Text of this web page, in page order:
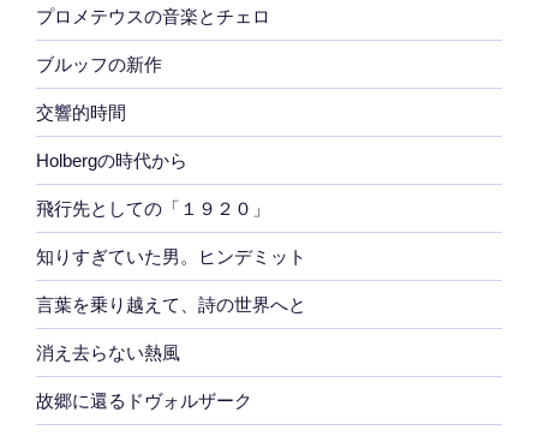
プロメテウスの音楽とチェロ
ブルッフの新作
交響的時間
Holbergの時代から
飛行先としての「１９２０」
知りすぎていた男。ヒンデミット
言葉を乗り越えて、詩の世界へと
消え去らない熱風
故郷に還るドヴォルザーク